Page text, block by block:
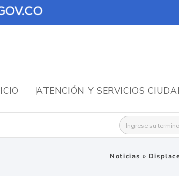
ATENCIÓN Y SERVICIOS
Buscar:
Noticias »